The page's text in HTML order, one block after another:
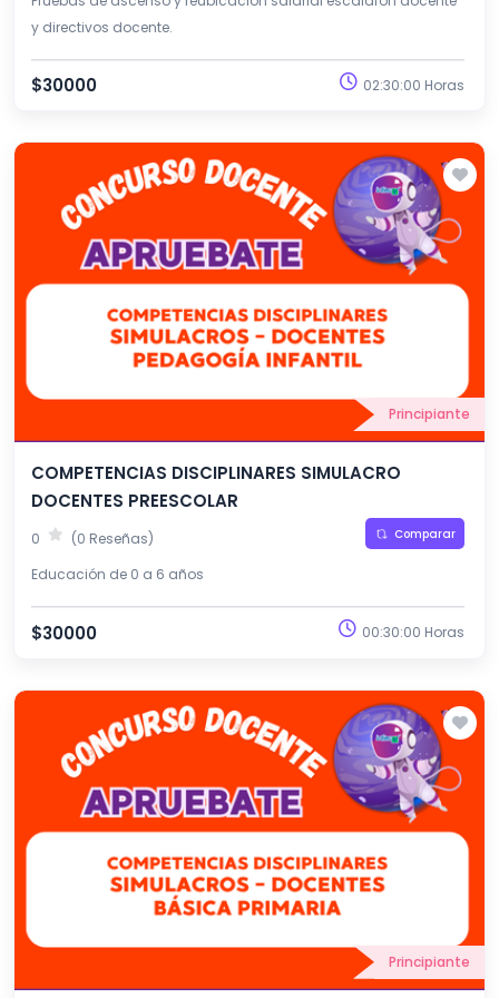
y directivos docente.
$30000 02:30:00 Horas
Principiante
COMPETENCIAS DISCIPLINARES SIMULACRO
DOCENTES PREESCOLAR
0 (0 Reseñas) Comparar
Educación de 0 a 6 años
$30000 00:30:00 Horas
Principiante